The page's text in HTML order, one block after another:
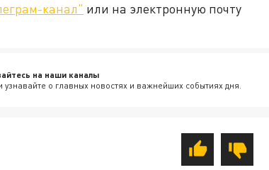
канал" или на электронную почту
на наши каналы
узнавайте о главных новостях и важнейших событиях дня.